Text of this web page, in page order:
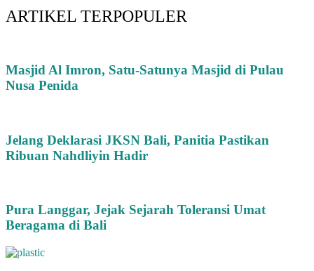
ARTIKEL TERPOPULER
Masjid Al Imron, Satu-Satunya Masjid di Pulau
Nusa Penida
Jelang Deklarasi JKSN Bali, Panitia Pastikan
Ribuan Nahdliyin Hadir
Pura Langgar, Jejak Sejarah Toleransi Umat
Beragama di Bali